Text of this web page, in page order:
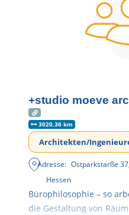
+studio moeve
3020.36 km
Architekten/
Adresse: Ostparkstarße 37
Hessen
Bürophilosophie – so
die Gestaltung von